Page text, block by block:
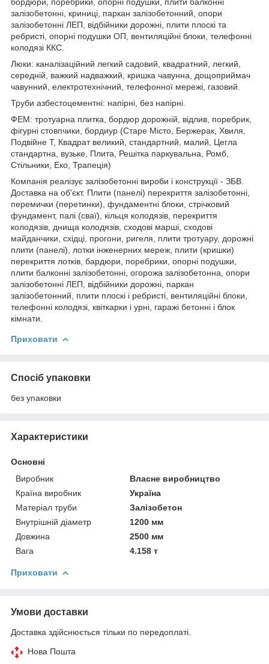
залізобетонні, криниці, паркан залізобетонний, опори
залізобетонні ЛЕП, відбійники дорожні, плити плоскі та
ребристі, опорні подушки ОП, вентиляційні блоки, телефонні
колодязі ККС.
Люки: каналізаційний легкий садовий, квадратний, легкий,
середній, важкий надважкий, кришка чавунна, дощоприймач
чавунний, електротехнічний, телефонної мережі, газовий.
Труби азбестоцементні: напірні, без напірні.
ФЕМ: тротуарна плитка, бордюр дорожній, відлив, поребрик,
фігурні стовпчики, бордиур (Старе Місто, Бержерак, Хвиля,
Подвійне Т, Квадрат великий, стандартний, малий, Цегла
стандартна, вузьке, Плита, Решітка паркувальна, Ромб,
Стільники, Еко, Трапеція)
Компанія реалізує залізобетонні вироби і конструкції - ЗБВ.
Доставка на об'єкт. Плити (панелі) перекриття залізобетонні,
перемички (перетинки), фундаментні блоки, стрічковий
фундамент, палі (сваї), кільця колодязів, перекриття
колодязів, днища колодязів, сходові марші, сходові
майданчики, східці, прогони, ригеля, плити тротуару, дорожні
плити (панелі), лотки інженерних мереж, плити (кришки)
перекриття лотків, бардюри, поребрики, опорні подушки,
плити балконні залізобетонні, огорожа залізобетонна, опори
залізобетонні ЛЕП, відбійники дорожні, паркан
залізобетонний, плити плоскі і ребристі, вентиляційні блоки,
телефонні колодязі, квіткарки і урні, гаражі бетонні і блок
кімнати.
Приховати
Спосіб упаковки
без упаковки
Характеристики
Основні
Виробник
Власне виробництво
Країна виробник
Україна
Матеріал труби
Залізобетон
Внутрішній діаметр
1200 мм
Довжина
2500 мм
Вага
4.158 т
Приховати
Умови доставки
Доставка здійснюється тільки по передоплаті.
Нова Пошта